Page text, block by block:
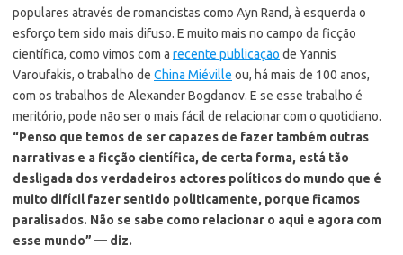
populares através de romancistas como Ayn Rand, à esquerda o
esforço tem sido mais difuso. E muito mais no campo da ficção
científica, como vimos com a recente publicação de Yannis
Varoufakis, o trabalho de China Miéville ou, há mais de 100 anos,
com os trabalhos de Alexander Bogdanov. E se esse trabalho é
meritório, pode não ser o mais fácil de relacionar com o quotidiano.
“Penso que temos de ser capazes de fazer também outras
narrativas e a ficção científica, de certa forma, está tão
desligada dos verdadeiros actores políticos do mundo que é
muito difícil fazer sentido politicamente, porque ficamos
paralisados. Não se sabe como relacionar o aqui e agora com
esse mundo” — diz.